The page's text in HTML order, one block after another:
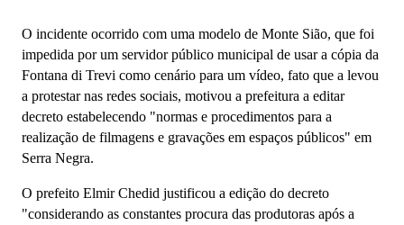
O incidente ocorrido com uma modelo de Monte Sião, que foi
impedida por um servidor público municipal de usar a cópia da
Fontana di Trevi como cenário para um vídeo, fato que a levou
a protestar nas redes sociais, motivou a prefeitura a editar
decreto estabelecendo "normas e procedimentos para a
realização de filmagens e gravações em espaços públicos" em
Serra Negra.
O prefeito Elmir Chedid justificou a edição do decreto
"considerando as constantes procura das produtoras após a